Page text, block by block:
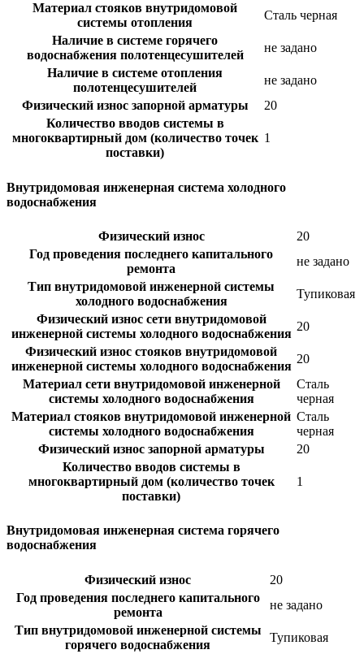
Материал стояков внутридомовой
системы отопления
Сталь черная
Наличие в системе горячего
водоснабжения полотенцесушителей
не задано
Наличие в системе отопления
полотенцесушителей
не задано
Физический износ запорной арматуры
20
Количество вводов системы в
многоквартирный дом (количество точек
поставки)
1
Внутридомовая инженерная система холодного
водоснабжения
Физический износ
20
Год проведения последнего капитального
ремонта
не задано
Тип внутридомовой инженерной системы
холодного водоснабжения
Тупиковая
Физический износ сети внутридомовой
инженерной системы холодного водоснабжения
20
Физический износ стояков внутридомовой
инженерной системы холодного водоснабжения
20
Материал сети внутридомовой инженерной
системы холодного водоснабжения
Сталь
черная
Материал стояков внутридомовой инженерной
системы холодного водоснабжения
Сталь
черная
Физический износ запорной арматуры
20
Количество вводов системы в
многоквартирный дом (количество точек
поставки)
1
Внутридомовая инженерная система горячего
водоснабжения
Физический износ
20
Год проведения последнего капитального
ремонта
не задано
Тип внутридомовой инженерной системы
горячего водоснабжения
Тупиковая